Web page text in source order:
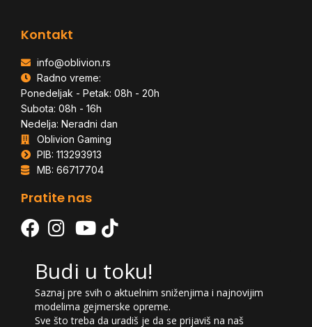
Kontakt
info@oblivion.rs
Radno vreme:
Ponedeljak - Petak: 08h - 20h
Subota: 08h - 16h
Nedelja: Neradni dan
Oblivion Gaming
PIB: 113293913
MB: 66717704
Pratite nas
Budi u toku!
Saznaj pre svih o aktuelnim sniženjima i najnovijim
modelima gejmerske opreme.
Sve što treba da uradiš je da se prijaviš na naš